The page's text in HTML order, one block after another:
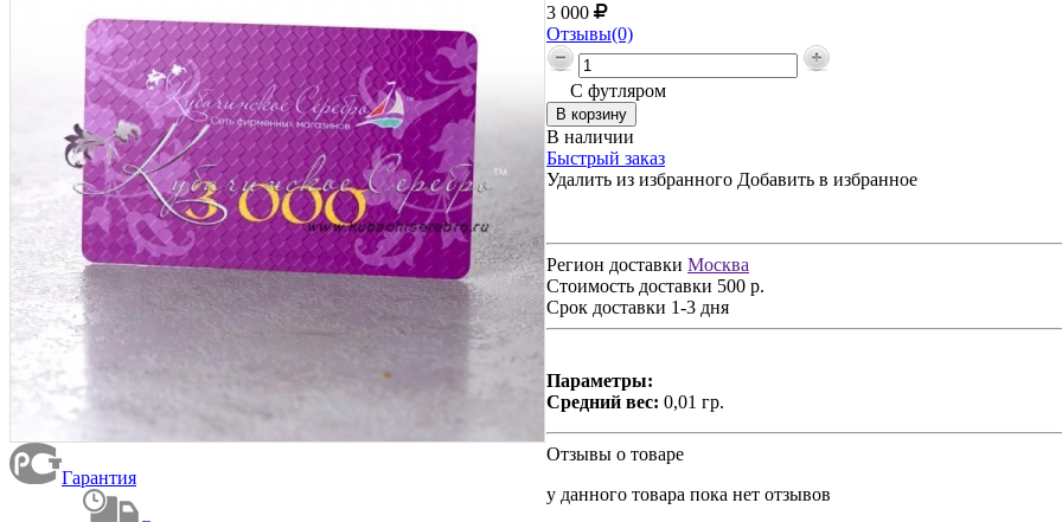
Гарантия
3 000
Отзывы(0)
С футляром
В наличии
Быстрый заказ
Удалить из избранного Добавить в избранное
Регион доставки Москва
Стоимость доставки 500 р.
Срок доставки 1-3 дня
Параметры:
Средний вес: 0,01 гр.
Отзывы о товаре
у данного товара пока нет отзывов